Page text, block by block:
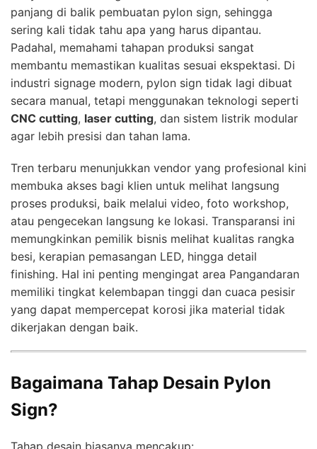
panjang di balik pembuatan pylon sign, sehingga
sering kali tidak tahu apa yang harus dipantau.
Padahal, memahami tahapan produksi sangat
membantu memastikan kualitas sesuai ekspektasi. Di
industri signage modern, pylon sign tidak lagi dibuat
secara manual, tetapi menggunakan teknologi seperti
CNC cutting, laser cutting, dan sistem listrik modular
agar lebih presisi dan tahan lama.
Tren terbaru menunjukkan vendor yang profesional kini
membuka akses bagi klien untuk melihat langsung
proses produksi, baik melalui video, foto workshop,
atau pengecekan langsung ke lokasi. Transparansi ini
memungkinkan pemilik bisnis melihat kualitas rangka
besi, kerapian pemasangan LED, hingga detail
finishing. Hal ini penting mengingat area Pangandaran
memiliki tingkat kelembapan tinggi dan cuaca pesisir
yang dapat mempercepat korosi jika material tidak
dikerjakan dengan baik.
Bagaimana Tahap Desain Pylon
Sign?